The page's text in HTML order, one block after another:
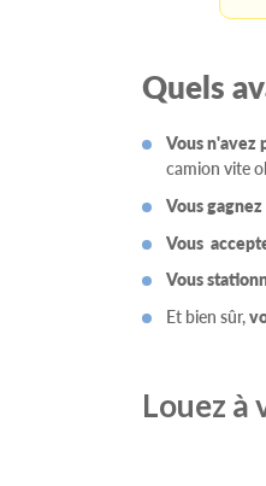
Quels
Vous n'avez
camion vite
Vous
Vous
Vous
Et bien sûr,
Louez